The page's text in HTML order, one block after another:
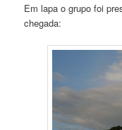
Em lapa o grupo foi
chegada: